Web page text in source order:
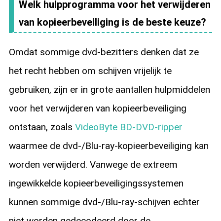
Welk hulpprogramma voor het verwijderen
van kopieerbeveiliging is de beste keuze?
Omdat sommige dvd-bezitters denken dat ze
het recht hebben om schijven vrijelijk te
gebruiken, zijn er in grote aantallen hulpmiddelen
voor het verwijderen van kopieerbeveiliging
ontstaan, zoals VideoByte BD-DVD-ripper
waarmee de dvd-/Blu-ray-kopieerbeveiliging kan
worden verwijderd. Vanwege de extreem
ingewikkelde kopieerbeveiligingssystemen
kunnen sommige dvd-/Blu-ray-schijven echter